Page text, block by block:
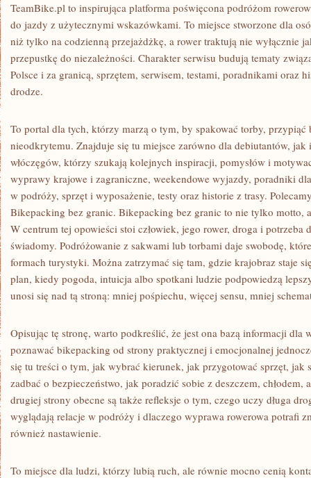
RECENZJE
TeamBike.pl to inspirująca platforma poświęcona podróżom
do jazdy z użytecznymi wskazówkami. To miejsce stworzone dla
niż tylko na codzienną przejażdżkę, a rower traktują nie wyłącznie
przepustkę do niezależności. Charakter serwisu budują tematy
Polsce i za granicą, sprzętem, serwisem, testami, poradnikami oraz
drodze.
To portal dla tych, którzy marzą o tym, by spakować torby,
nieodkrytemu. Znajduje się tu miejsce zarówno dla debiutantów,
włóczęgów, którzy szukają kolejnych inspiracji, pomysłów i
wyprawy krajowe i zagraniczne, weekendowe wyjazdy, poradniki
w podróży, sprzęt i wyposażenie, testy oraz historie z trasy.
Bikepacking bez granic. Bikepacking bez granic to nie tylko motto,
W centrum tej opowieści stoi człowiek, jego rower, droga i potrzeba
świadomy. Podróżowanie z sakwami lub torbami daje swobodę,
formach turystyki. Można zatrzymać się tam, gdzie krajobraz staje
plan, kiedy pogoda, intuicja albo spotkani ludzie podpowiedzą
unosi się nad tą stroną: mniej pośpiechu, więcej sensu, mniej
Opisując tę stronę, warto podkreślić, że jest ona bazą informacji dla
poznawać bikepacking od strony praktycznej i emocjonalnej
się tu treści o tym, jak wybrać kierunek, jak przygotować sprzęt, jak
zadbać o bezpieczeństwo, jak poradzić sobie z deszczem, chłodem,
drugiej strony obecne są także refleksje o tym, czego uczy długa
wyglądają relacje w podróży i dlaczego wyprawa rowerowa potrafi
również nastawienie.
To miejsce dla ludzi, którzy lubią ruch, ale równie mocno cenią